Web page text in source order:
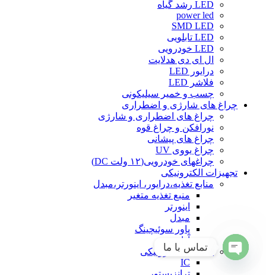
LED رشد گیاه
power led
SMD LED
LED تابلویی
LED خودرویی
ال ای دی هدلایت
درایور LED
فلاشر LED
چسب و خمیر سیلیکونی
چراغ های شارژی و اضطراری
چراغ های اضطراری و شارژی
نورافکن و چراغ قوه
چراغ های پیشانی
چراغ یووی UV
چراغهای خودرویی(۱۲ ولت DC)
تجهیزات الکترونیکی
منابع تغذیه،درایور، اینورتر،مبدل
منبع تغذیه متغیر
اینورتر
مبدل
پاور سوئیچینگ
آداپتور
قطعات الکترونیکی
IC
تماس با ما